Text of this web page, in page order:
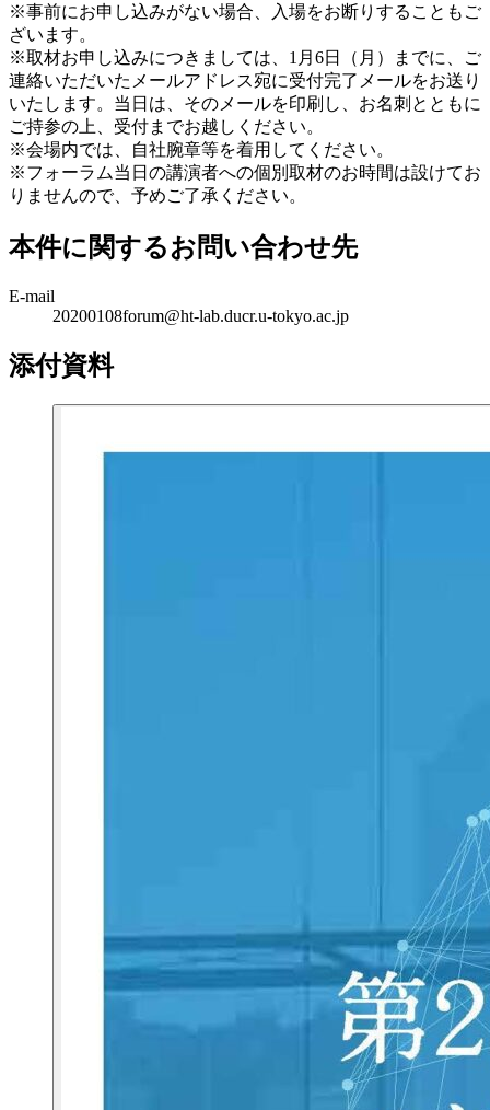
※事前にお申し込みがない場合、入場をお断りすることもご
ざいます。
※取材お申し込みにつきましては、1月6日（月）までに、ご
連絡いただいたメールアドレス宛に受付完了メールをお送り
いたします。当日は、そのメールを印刷し、お名刺とともに
ご持参の上、受付までお越しください。
※会場内では、自社腕章等を着用してください。
※フォーラム当日の講演者への個別取材のお時間は設けてお
りませんので、予めご了承ください。
本件に関するお問い合わせ先
E-mail
20200108forum@ht-lab.ducr.u-tokyo.ac.jp
添付資料